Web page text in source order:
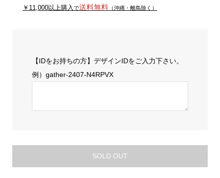
￥11,000以上購入 で送料無料（沖縄・離島除く）
【IDをお持ちの方】デザインIDをご入力下さい。
例）gather-2407-N4RPVX
SOLD OUT